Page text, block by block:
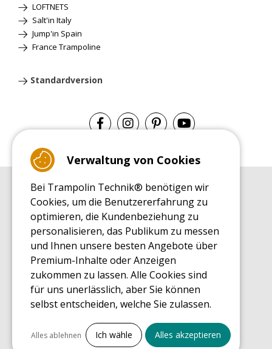
LOFTNETS
Salt'in Italy
Jump'in Spain
France Trampoline
Standardversion
EINKAUFSRATGEBER
Einkaufsratgeber
MONTAGE RATGEBER
Montagehinweise für ein Freizeit Trampolin
PFLEGERATGEBER
Pflegeratgeber für Ihr Freizeit Trampolin
ENDECKUNGSTOUR
Was Sie über Freizeit Trampoline wissen sollten
EINKAUFSRATGEBER FÜR ERSATZTEILE
Verwaltung von Cookies
Bei Trampolin Technik® benötigen wir
Cookies, um die Benutzererfahrung zu
optimieren, die Kundenbeziehung zu
personalisieren, das Publikum zu messen
und Ihnen unsere besten Angebote über
Premium-Inhalte oder Anzeigen
zukommen zu lassen. Alle Cookies sind
für uns unerlässlich, aber Sie können
selbst entscheiden, welche Sie zulassen.
Alles ankreuzen
Alles ablehnen Ich wähle Alles akzeptieren